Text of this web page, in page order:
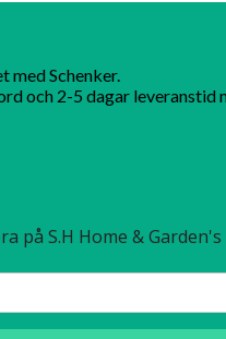
med Schenker.
och 2-5 dagar leveranstid